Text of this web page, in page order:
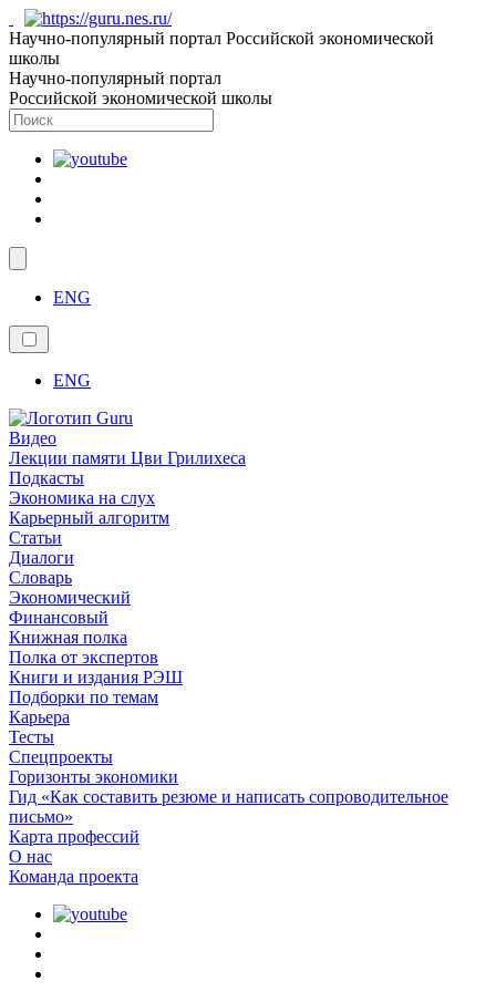
Научно-популярный портал Российской экономической
школы
Научно-популярный портал
Российской экономической школы
ENG
ENG
Видео
Лекции памяти Цви Грилихеса
Подкасты
Экономика на слух
Карьерный алгоритм
Статьи
Диалоги
Словарь
Экономический
Финансовый
Книжная полка
Полка от экспертов
Книги и издания РЭШ
Подборки по темам
Карьера
Тесты
Спецпроекты
Горизонты экономики
Гид «Как составить резюме и написать сопроводительное
письмо»
Карта профессий
О наc
Команда проекта